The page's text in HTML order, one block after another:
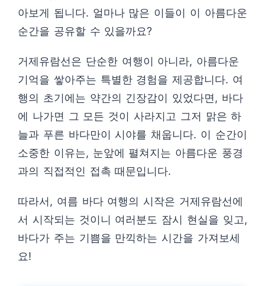
아보게 됩니다. 얼마나 많은 이들이 이 아름다운
순간을 공유할 수 있을까요?
거제유람선은 단순한 여행이 아니라, 아름다운
기억을 쌓아주는 특별한 경험을 제공합니다. 여
행의 초기에는 약간의 긴장감이 있었다면, 바다
에 나가면 그 모든 것이 사라지고 그저 맑은 하
늘과 푸른 바다만이 시야를 채웁니다. 이 순간이
소중한 이유는, 눈앞에 펼쳐지는 아름다운 풍경
과의 직접적인 접촉 때문입니다.
따라서, 여름 바다 여행의 시작은 거제유람선에
서 시작되는 것이니 여러분도 잠시 현실을 잊고,
바다가 주는 기쁨을 만끽하는 시간을 가져보세
요!